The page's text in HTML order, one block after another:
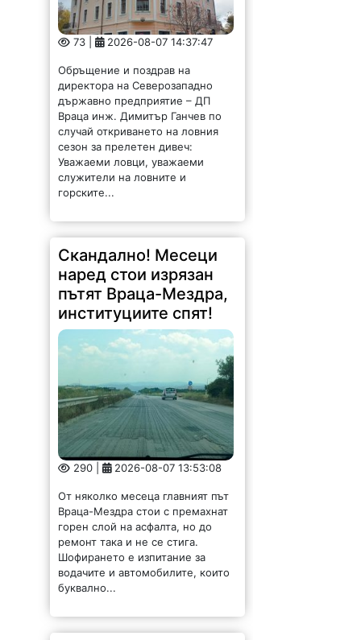
73 | 2026-08-07 14:37:47
Обръщение и поздрав на
директора на Северозападно
държавно предприятие – ДП
Враца инж. Димитър Ганчев по
случай откриването на ловния
сезон за прелетен дивеч:
Уважаеми ловци, уважаеми
служители на ловните и
горските...
Скандално! Месеци
наред стои изрязан
пътят Враца-Мездра,
институциите спят!
290 | 2026-08-07 13:53:08
От няколко месеца главният път
Враца-Мездра стои с премахнат
горен слой на асфалта, но до
ремонт така и не се стига.
Шофирането е изпитание за
водачите и автомобилите, които
буквално...